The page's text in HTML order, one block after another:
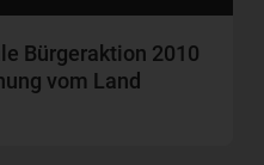
Bürgeraktion 2010
vom Land